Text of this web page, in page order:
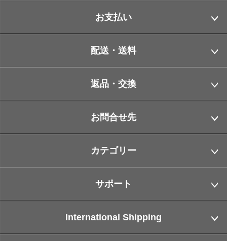
お支払い
配送・送料
返品・交換
お問合せ先
カテゴリー
サポート
International Shipping